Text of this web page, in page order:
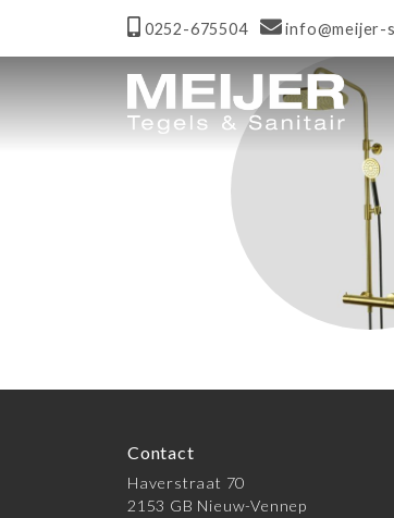
0252-675504 info@meijer-
Contact
Haverstraat 70
2153 GB Nieuw-Vennep